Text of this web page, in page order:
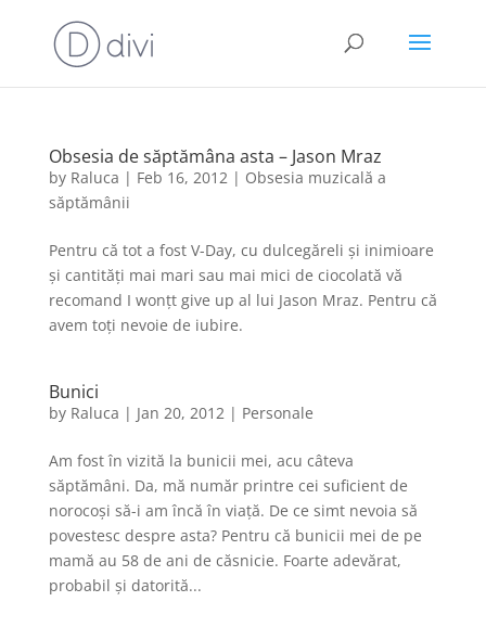
Obsesia de săptămâna asta – Jason Mraz
by Raluca | Feb 16, 2012| Obsesia muzicală a
săptămânii
Pentru că tot a fost V-Day, cu dulcegăreli și inimioare
și cantități mai mari sau mai mici de ciocolată vă
recomand I wonțt give up al lui Jason Mraz. Pentru că
avem toți nevoie de iubire.
Bunici
by Raluca | Jan 20, 2012| Personale
Am fost în vizită la bunicii mei, acu câteva
săptămâni. Da, mă număr printre cei suficient de
norocoși să-i am încă în viață. De ce simt nevoia să
povestesc despre asta? Pentru că bunicii mei de pe
mamă au 58 de ani de căsnicie. Foarte adevărat,
probabil și datorită...